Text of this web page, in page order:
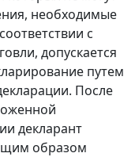
необходимые
с
допускается
путем
После
декларант
образом